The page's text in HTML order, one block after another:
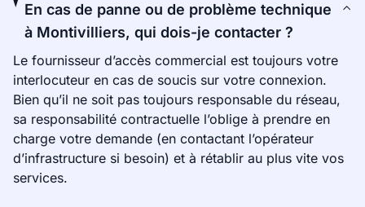
En cas de panne ou de problème technique
à Montivilliers, qui dois-je contacter ?
Le fournisseur d’accès commercial est toujours votre
interlocuteur en cas de soucis sur votre connexion.
Bien qu’il ne soit pas toujours responsable du réseau,
sa responsabilité contractuelle l’oblige à prendre en
charge votre demande (en contactant l’opérateur
d’infrastructure si besoin) et à rétablir au plus vite vos
services.